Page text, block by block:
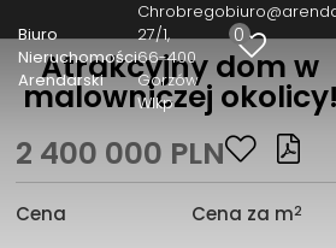
Biuro
Nieruchomości
Arendarski
Chrobrego
27/1
66-400
Gorzów
Wlkp
0
Atrakcyjny dom w
malowniczej okolicy!
2 400 000 PLN
Cena Cena za m2